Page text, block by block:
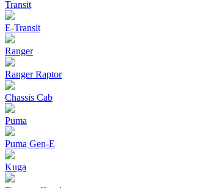
Transit
E-Transit
Ranger
Ranger Raptor
Chassis Cab
Puma
Puma Gen‑E
Kuga